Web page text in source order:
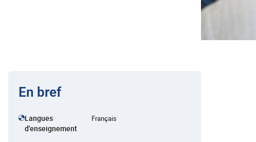
En bref
Langues
d'enseignement
Français